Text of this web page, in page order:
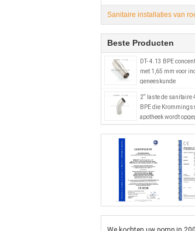
Sanitaire installaties van
Beste Producten
DT- 4.13 BPE
met 1,65 mm voor
geneeskunde
2“ laste de sanitaire
BPE die
apotheek wordt